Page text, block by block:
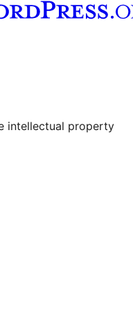
account
intellectual property